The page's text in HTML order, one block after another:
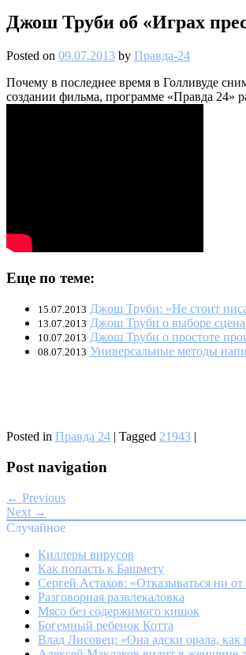
Джош Труби об «Играх
Posted on 09.07.2013 by Правда-24
Почему в последнее время в Голливуде
создании фильма, программе «Правда 24»
Еще по теме:
15.07.2013 Джош Труби: «Не стоит
13.07.2013 Джош Труби о выборе
10.07.2013 Джош Труби о простоте
08.07.2013 Универсальные методы
Posted in Правда 24 | Tagged 21943 |
Post navigation
← Previous
Next →
Случайное
Киллеры вирусов
Как попасть к Башмету
Сергей Астахов: «Отказываться ни от
Разговорная развлекаловка
Мясо без содержимого кишок
Богемный ребенок Котта
Влад Лисовец: «Она адски орала, как